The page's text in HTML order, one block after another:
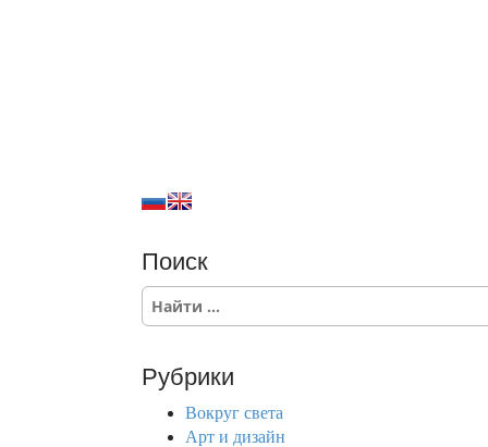
Поиск
S
c
Рубрики
Вокруг света
Арт и дизайн